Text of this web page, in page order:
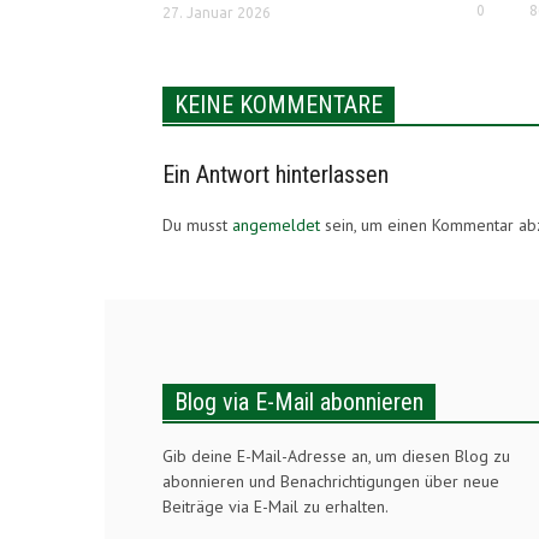
27. Januar 2026 0
KEINE KOMMENTARE
Ein Antwort hinterlassen
Du musst angemeldet sein, um einen Kommentar
Blog via E-Mail abonnieren
Gib deine E-Mail-Adresse an, um diesen Blog zu
abonnieren und Benachrichtigungen über neue
Beiträge via E-Mail zu erhalten.